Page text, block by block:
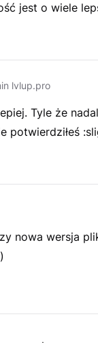
jest o wiele
lvlup.pro
Tyle że
potwierdziłeś
nowa wersja